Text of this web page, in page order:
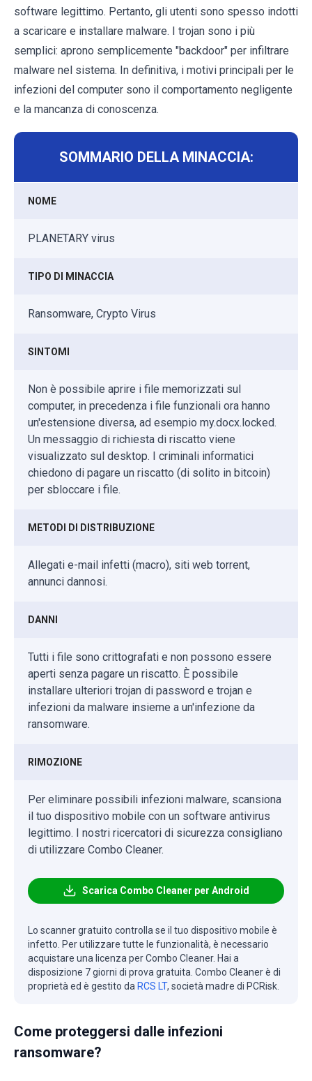
software legittimo. Pertanto, gli utenti sono spesso indotti
a scaricare e installare malware. I trojan sono i più
semplici: aprono semplicemente "backdoor" per infiltrare
malware nel sistema. In definitiva, i motivi principali per le
infezioni del computer sono il comportamento negligente
e la mancanza di conoscenza.
SOMMARIO DELLA MINACCIA:
NOME
PLANETARY virus
TIPO DI MINACCIA
Ransomware, Crypto Virus
SINTOMI
Non è possibile aprire i file memorizzati sul
computer, in precedenza i file funzionali ora hanno
un'estensione diversa, ad esempio my.docx.locked.
Un messaggio di richiesta di riscatto viene
visualizzato sul desktop. I criminali informatici
chiedono di pagare un riscatto (di solito in bitcoin)
per sbloccare i file.
METODI DI DISTRIBUZIONE
Allegati e-mail infetti (macro), siti web torrent,
annunci dannosi.
DANNI
Tutti i file sono crittografati e non possono essere
aperti senza pagare un riscatto. È possibile
installare ulteriori trojan di password e trojan e
infezioni da malware insieme a un'infezione da
ransomware.
RIMOZIONE
Per eliminare possibili infezioni malware, scansiona
il tuo dispositivo mobile con un software antivirus
legittimo. I nostri ricercatori di sicurezza consigliano
di utilizzare Combo Cleaner.
Scarica Combo Cleaner per Android
Lo scanner gratuito controlla se il tuo dispositivo mobile è
infetto. Per utilizzare tutte le funzionalità, è necessario
acquistare una licenza per Combo Cleaner. Hai a
disposizione 7 giorni di prova gratuita. Combo Cleaner è di
proprietà ed è gestito da RCS LT, società madre di PCRisk.
Come proteggersi dalle infezioni
ransomware?